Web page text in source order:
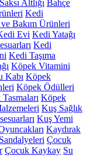
Saksı Altlığı Bahçe
Kedi
Bakım Ürünleri
Evi Kedi Yatağı
Kedi
Kedi Taşıma
Köpek Vitamini
Kabı Köpek
Köpek Ödülleri
Köpek
Kuş Sağlık
Kuş Yemi
Kaydırak
Çocuk
Çocuk Kaykay Su